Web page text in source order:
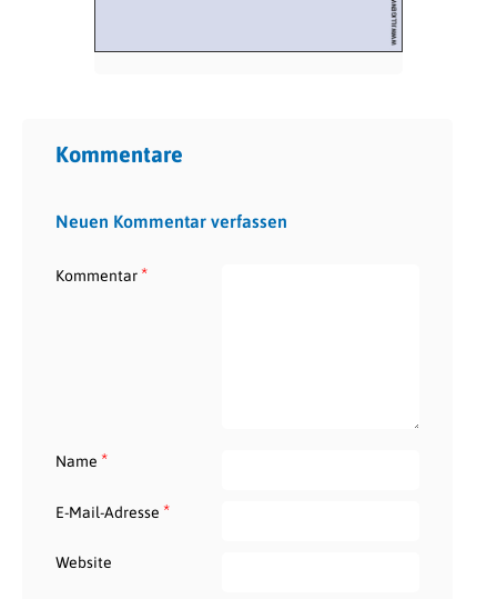
Kommentare
Neuen Kommentar verfassen
Kommentar*
Name *
E-Mail-Adresse *
Website